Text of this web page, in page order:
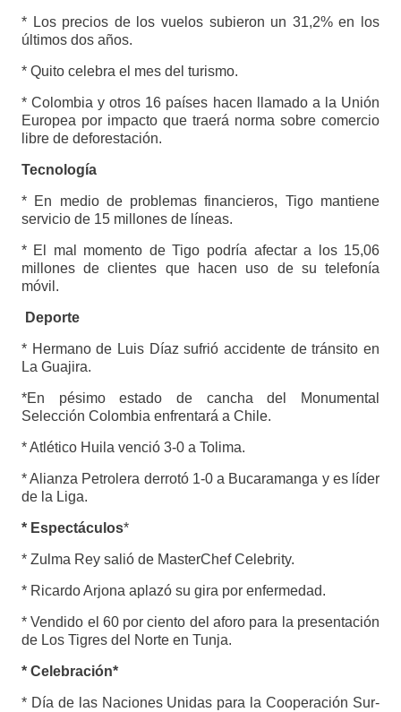
* Los precios de los vuelos subieron un 31,2% en los
últimos dos años.
* Quito celebra el mes del turismo.
* Colombia y otros 16 países hacen llamado a la Unión
Europea por impacto que traerá norma sobre comercio
libre de deforestación.
Tecnología
* En medio de problemas financieros, Tigo mantiene
servicio de 15 millones de líneas.
* El mal momento de Tigo podría afectar a los 15,06
millones de clientes que hacen uso de su telefonía
móvil.
Deporte
* Hermano de Luis Díaz sufrió accidente de tránsito en
La Guajira.
*En pésimo estado de cancha del Monumental
Selección Colombia enfrentará a Chile.
* Atlético Huila venció 3-0 a Tolima.
* Alianza Petrolera derrotó 1-0 a Bucaramanga y es líder
de la Liga.
* Espectáculos*
* Zulma Rey salió de MasterChef Celebrity.
* Ricardo Arjona aplazó su gira por enfermedad.
* Vendido el 60 por ciento del aforo para la presentación
de Los Tigres del Norte en Tunja.
* Celebración*
* Día de las Naciones Unidas para la Cooperación Sur-